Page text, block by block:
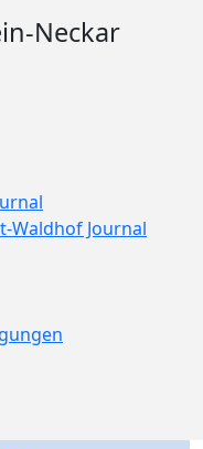
Neckar
Waldhof Journal